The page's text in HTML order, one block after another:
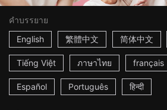
คำบรรยาย
English
繁體中文 简体中文
Tiếng Việt ภาษาไทย français
Español Português हिन्दी